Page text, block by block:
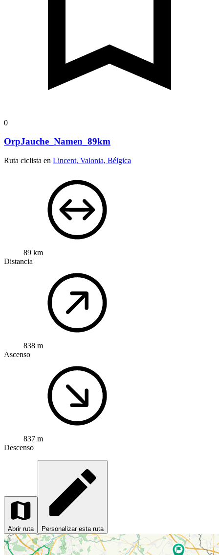
0
OrpJauche_Namen_89km
Ruta ciclista en Lincent, Valonia, Bélgica
89 km
Distancia
838 m
Ascenso
837 m
Descenso
Abrir ruta Personalizar esta ruta